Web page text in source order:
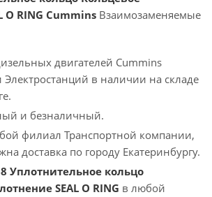
O RING Cummins Взаимозаменяемые
двигателей Cummins
Электростанций в наличии на складе
и безналичный.
филиал Транспортной компании,
доставка по городу Екатеринбургу.
Уплотнительное кольцо
SEAL O RING в любой